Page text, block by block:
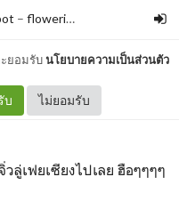
ยอมรับนโยบายความเป็นส่วนตัว
บ ไม่ยอมรับ
– flowerinshade
ไร้พ่าย
ลู่เฟยเซียงไปเลย ฮือๆๆๆๆ